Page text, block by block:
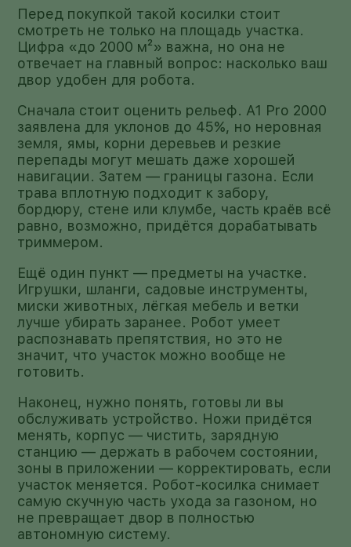
Перед покупкой такой косилки стоит
смотреть не только на площадь участка.
Цифра «до 2000 м²» важна, но она не
отвечает на главный вопрос: насколько ваш
двор удобен для робота.
Сначала стоит оценить рельеф. A1 Pro 2000
заявлена для уклонов до 45%, но неровная
земля, ямы, корни деревьев и резкие
перепады могут мешать даже хорошей
навигации. Затем — границы газона. Если
трава вплотную подходит к забору,
бордюру, стене или клумбе, часть краёв всё
равно, возможно, придётся дорабатывать
триммером.
Ещё один пункт — предметы на участке.
Игрушки, шланги, садовые инструменты,
миски животных, лёгкая мебель и ветки
лучше убирать заранее. Робот умеет
распознавать препятствия, но это не
значит, что участок можно вообще не
готовить.
Наконец, нужно понять, готовы ли вы
обслуживать устройство. Ножи придётся
менять, корпус — чистить, зарядную
станцию — держать в рабочем состоянии,
зоны в приложении — корректировать, если
участок меняется. Робот-косилка снимает
самую скучную часть ухода за газоном, но
не превращает двор в полностью
автономную систему.